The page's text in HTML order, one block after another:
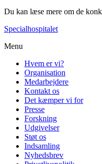
Du kan læse mere om de
Specialhospitalet
Menu
Hvem er vi?
Organisation
Medarbejdere
Kontakt os
Det kæmper vi for
Presse
Forskning
Udgivelser
Støt os
Indsamling
Nyhedsbrev